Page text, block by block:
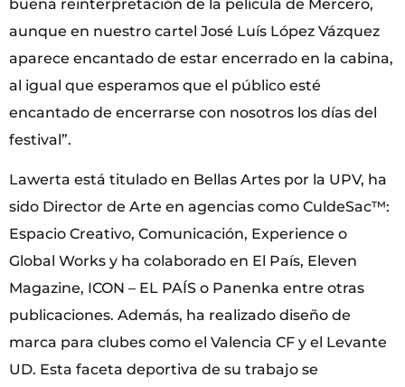
buena reinterpretación de la película de Mercero,
aunque en nuestro cartel José Luís López Vázquez
aparece encantado de estar encerrado en la cabina,
al igual que esperamos que el público esté
encantado de encerrarse con nosotros los días del
festival”.
Lawerta está titulado en Bellas Artes por la UPV, ha
sido Director de Arte en agencias como CuldeSac™:
Espacio Creativo, Comunicación, Experience o
Global Works y ha colaborado en El País, Eleven
Magazine, ICON – EL PAÍS o Panenka entre otras
publicaciones. Además, ha realizado diseño de
marca para clubes como el Valencia CF y el Levante
UD. Esta faceta deportiva de su trabajo se